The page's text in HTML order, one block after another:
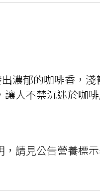
濃郁的咖啡香，
讓人不禁沉迷於咖
請見公告營養標